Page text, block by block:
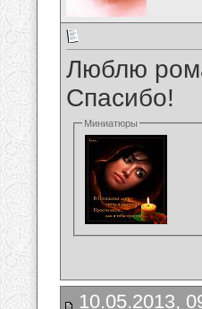
Люблю
Спасибо!
Миниатюры
10.05.2013,